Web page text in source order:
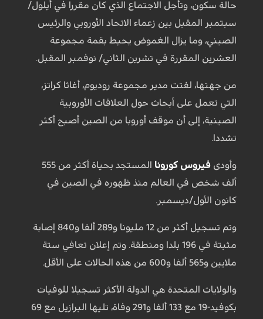
حالة سكون، وتأجل الاجتماع الذي كان مقررا في أيلول/
سبتمبر المقبل بين زعماء الاتحاد الأوروبي والرئيس
الصيني، وما يزال الغموض يحيط بقمة مجموعة
العشرين المقررة في تشرين الثاني/ نوفمبر المقبل.
من جهتها، لفتت مدير مجموعة روديوم، أغاثا كراتز،
التي تعمل على أبحاث حول العلاقات الأوروبية
الصينية، إلى أن موقف أوروبا من الصين أصبح أكثر
تشددا.
وأودى فيروس كورونا
المستجد بحياة أكثر من 555
ألف شخص في العالم منذ ظهوره في الصين في
كانون الأول/ديسمبر.
وتم تسجيل أكثر من 12 مليونا و289 ألفا و840 إصابة
مثبتة في 196 بلدا ومنطقة. وتم إعلان تعافي ستة
ملايين و565 ألفا و600 من هذه الحالات على الأقل.
والولايات المتحدة هي الدولة الأكثر تسجيلا للوفيات
بكوفيد-19 مع 133 ألفا و291 وفاة، تليها البرازيل مع 69